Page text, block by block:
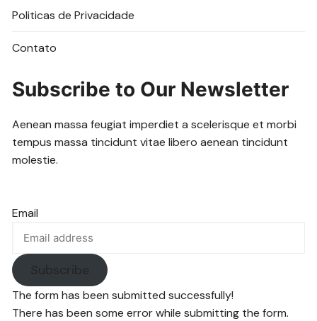
Politicas de Privacidade
Contato
Subscribe to Our Newsletter
Aenean massa feugiat imperdiet a scelerisque et morbi
tempus massa tincidunt vitae libero aenean tincidunt
molestie.
Email
Subscribe
The form has been submitted successfully!
There has been some error while submitting the form.